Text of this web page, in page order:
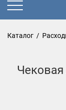
Каталог /
Чековая